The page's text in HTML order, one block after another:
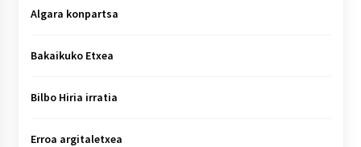
Algara konpartsa
Bakaikuko Etxea
Bilbo Hiria irratia
Erroa argitaletxea